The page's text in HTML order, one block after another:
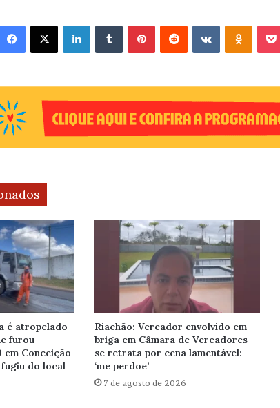
Facebook X Linkedin VK OK
é atropelado
furou
Conceição
do local
Riachão: Vereador envolvido em
briga em Câmara de Vereadores
se retrata por cena lamentável:
‘me perdoe’
7 de agosto de 2026